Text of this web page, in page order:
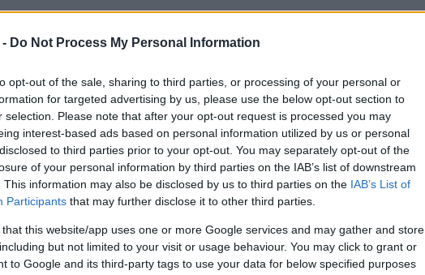
Do Not Process My Personal Information
opt-out of the sale, sharing to third parties, or processing of your personal or
for targeted advertising by us, please use the below opt-out section to
selection. Please note that after your opt-out request is processed you may
interest-based ads based on personal information utilized by us or personal
to third parties prior to your opt-out. You may separately opt-out of the
of your personal information by third parties on the IAB’s list of downstream
This information may also be disclosed by us to third parties on the IAB’s List of
Participants that may further disclose it to other third parties.
that this website/app uses one or more Google services and may gather and store
but not limited to your visit or usage behaviour. You may click to grant or
to Google and its third-party tags to use your data for below specified purposes